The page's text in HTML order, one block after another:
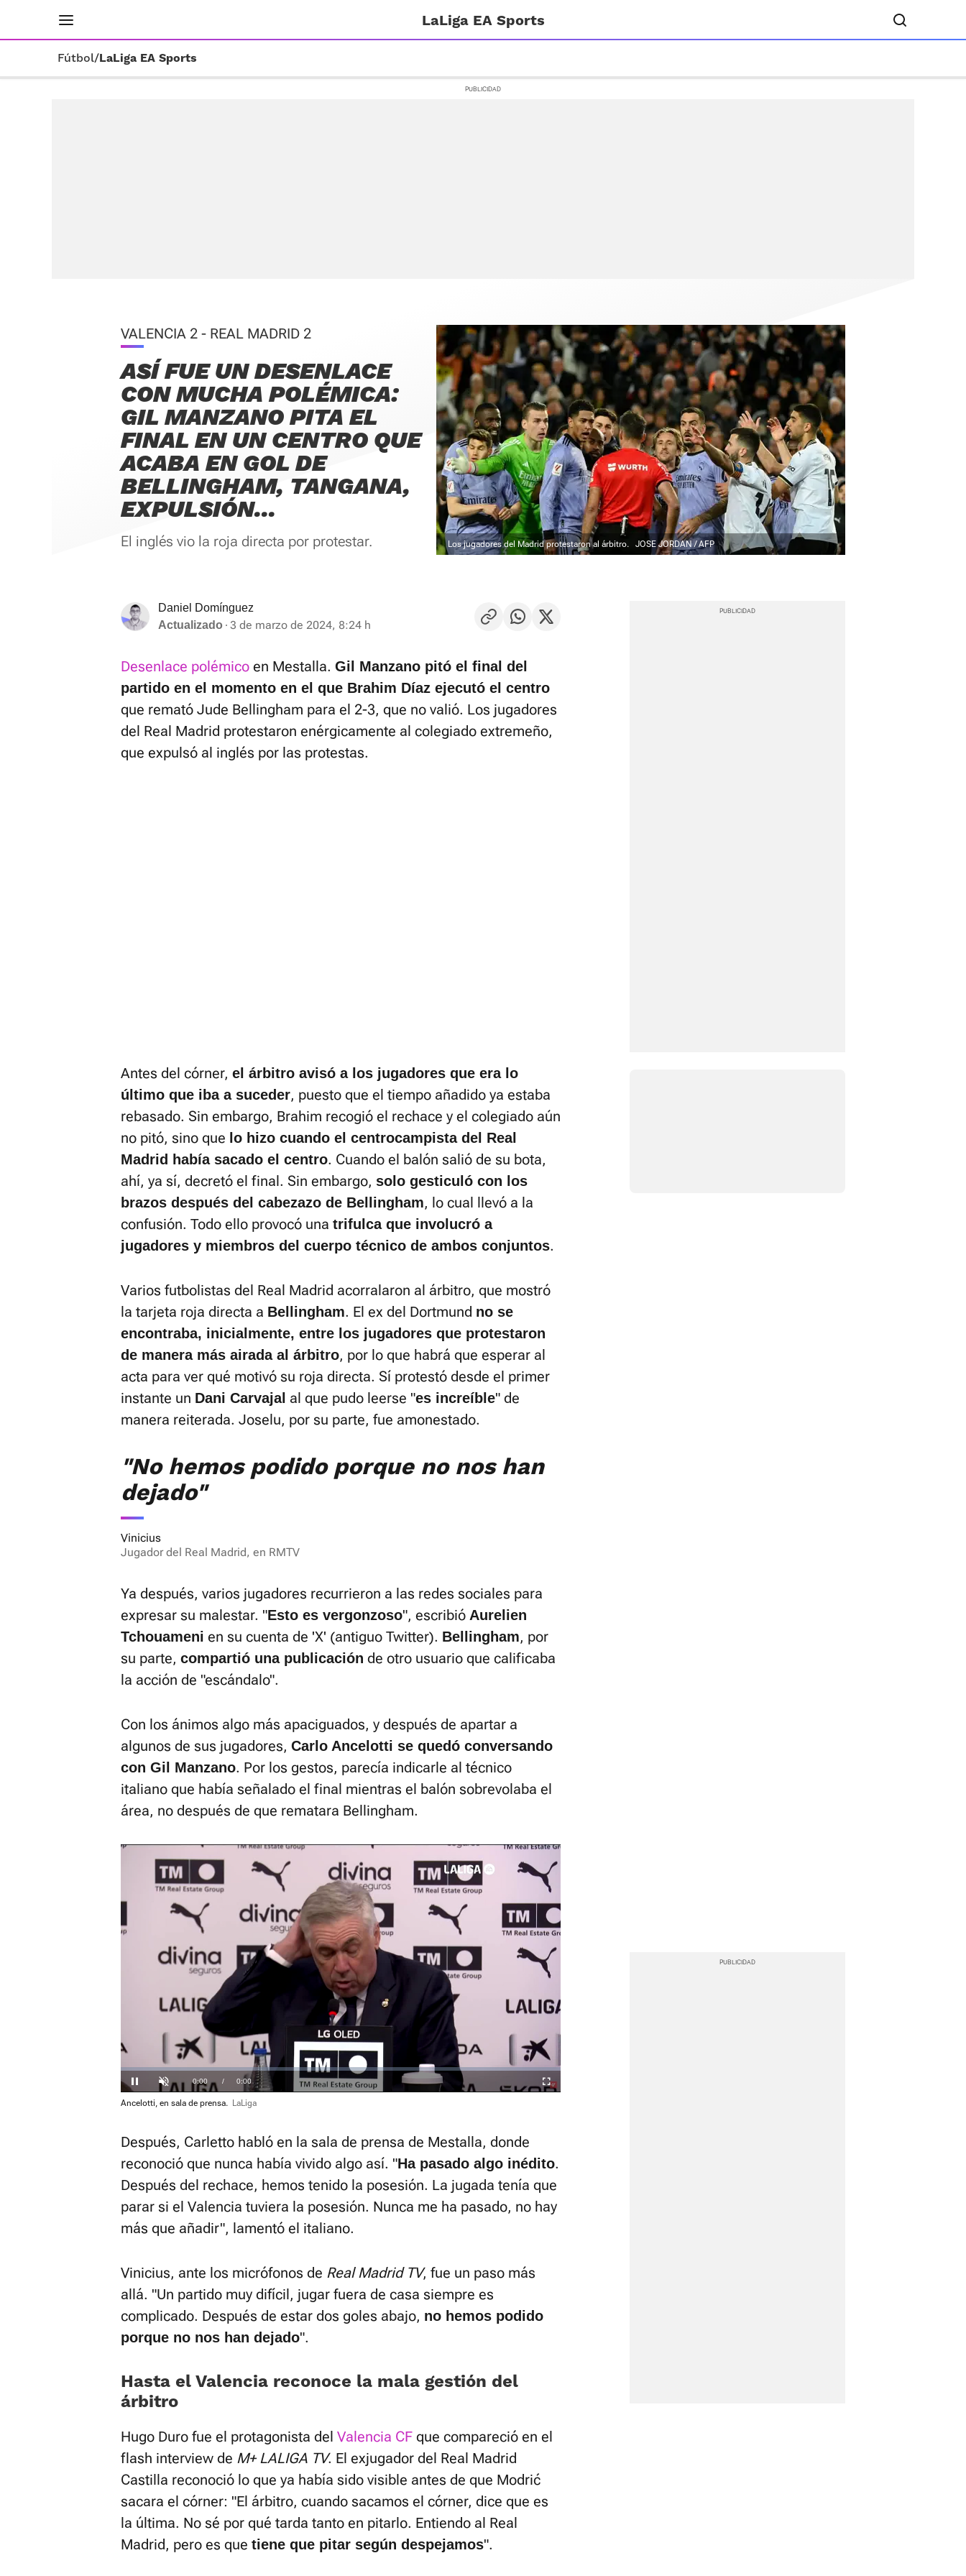
LaLiga EA Sports
Fútbol/LaLiga EA Sports
VALENCIA 2 - REAL MADRID 2
ASÍ FUE UN DESENLACE
CON MUCHA POLÉMICA:
GIL MANZANO PITA EL
FINAL EN UN CENTRO QUE
ACABA EN GOL DE
BELLINGHAM, TANGANA,
EXPULSIÓN...
El inglés vio la roja directa por protestar. Los jugadores del Madrid protestaron al árbitro. JOSE JORDAN / AFP
Daniel Domínguez
Actualizado
3 de marzo de 2024, 8:24 h
Desenlace polémico en Mestalla. Gil Manzano pitó el final del
partido en el momento en el que Brahim Díaz ejecutó el centro
que remató Jude Bellingham para el 2-3, que no valió. Los jugadores
del Real Madrid protestaron enérgicamente al colegiado extremeño,
que expulsó al inglés por las protestas.
Antes del córner, el árbitro avisó a los jugadores que era lo
último que iba a suceder, puesto que el tiempo añadido ya estaba
rebasado. Sin embargo, Brahim recogió el rechace y el colegiado aún
no pitó, sino que lo hizo cuando el centrocampista del Real
Madrid había sacado el centro. Cuando el balón salió de su bota,
ahí, ya sí, decretó el final. Sin embargo, solo gesticuló con los
brazos después del cabezazo de Bellingham, lo cual llevó a la
confusión. Todo ello provocó una trifulca que involucró a
jugadores y miembros del cuerpo técnico de ambos conjuntos.
Varios futbolistas del Real Madrid acorralaron al árbitro, que mostró
la tarjeta roja directa a Bellingham. El ex del Dortmund no se
encontraba, inicialmente, entre los jugadores que protestaron
de manera más airada al árbitro, por lo que habrá que esperar al
acta para ver qué motivó su roja directa. Sí protestó desde el primer
instante un Dani Carvajal al que pudo leerse "es increíble" de
manera reiterada. Joselu, por su parte, fue amonestado.
"No hemos podido porque no nos han
dejado"
Vinicius
Jugador del Real Madrid, en RMTV
Ya después, varios jugadores recurrieron a las redes sociales para
expresar su malestar. "Esto es vergonzoso", escribió Aurelien
Tchouameni en su cuenta de 'X' (antiguo Twitter). Bellingham, por
su parte, compartió una publicación de otro usuario que calificaba
la acción de "escándalo".
Con los ánimos algo más apaciguados, y después de apartar a
algunos de sus jugadores, Carlo Ancelotti se quedó conversando
con Gil Manzano. Por los gestos, parecía indicarle al técnico
italiano que había señalado el final mientras el balón sobrevolaba el
área, no después de que rematara Bellingham.
Video
Player
is
loading.
Pausa Unmute Current
Time
0:00 / Duration
0:00
Loaded:
Fullscreen
Ancelotti, en sala de prensa. LaLiga
Después, Carletto habló en la sala de prensa de Mestalla, donde
reconoció que nunca había vivido algo así. "Ha pasado algo inédito.
Después del rechace, hemos tenido la posesión. La jugada tenía que
parar si el Valencia tuviera la posesión. Nunca me ha pasado, no hay
más que añadir", lamentó el italiano.
Vinicius, ante los micrófonos de Real Madrid TV, fue un paso más
allá. "Un partido muy difícil, jugar fuera de casa siempre es
complicado. Después de estar dos goles abajo, no hemos podido
porque no nos han dejado".
Hasta el Valencia reconoce la mala gestión del
árbitro
Hugo Duro fue el protagonista del Valencia CF que compareció en el
flash interview de M+ LALIGA TV. El exjugador del Real Madrid
Castilla reconoció lo que ya había sido visible antes de que Modrić
sacara el córner: "El árbitro, cuando sacamos el córner, dice que es
la última. No sé por qué tarda tanto en pitarlo. Entiendo al Real
Madrid, pero es que tiene que pitar según despejamos".